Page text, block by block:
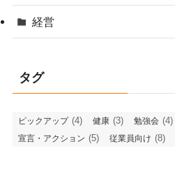
経営
タグ
ピックアップ(4) 健康 (3) 勉強会 (4)
宣言・アクション (5) 従業員向け (8)